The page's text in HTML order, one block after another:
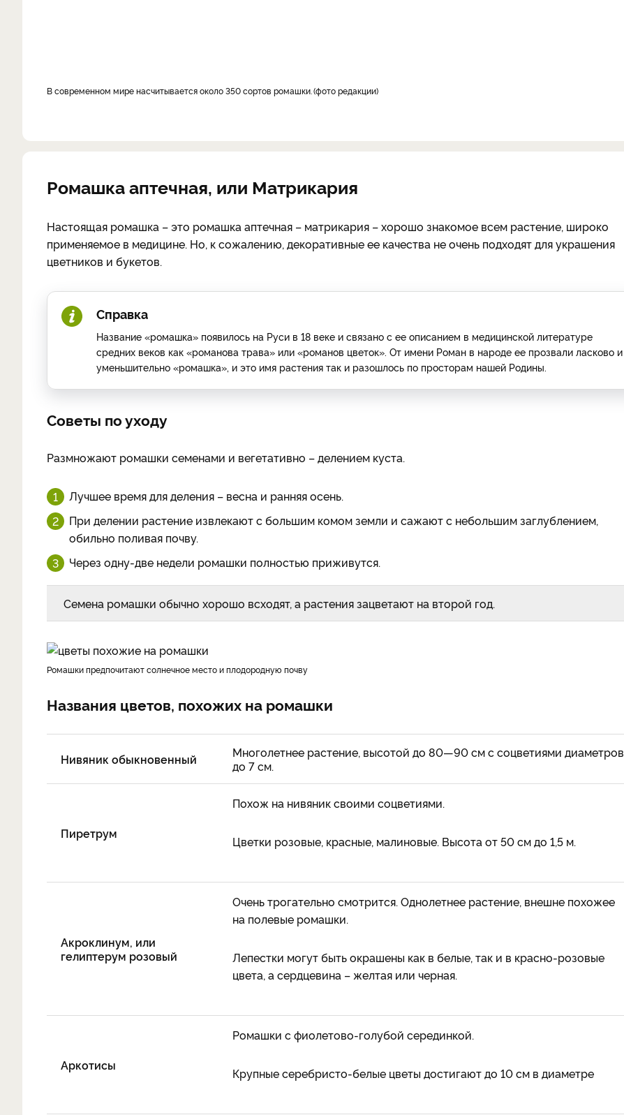
В современном мире насчитывается около 350 сортов ромашки. фото редакции
Ромашка аптечная, или Матрикария
Настоящая ромашка – это ромашка аптечная – матрикария – хорошо знакомое всем растение, широко
применяемое в медицине. Но, к сожалению, декоративные ее качества не очень подходят для украшения
цветников и букетов.
Справка
Название «ромашка» появилось на Руси в 18 веке и связано с ее описанием в медицинской литературе
средних веков как «романова трава» или «романов цветок». От имени Роман в народе ее прозвали ласково и
уменьшительно «ромашка», и это имя растения так и разошлось по просторам нашей Родины.
Советы по уходу
Размножают ромашки семенами и вегетативно – делением куста.
Лучшее время для деления – весна и ранняя осень.
При делении растение извлекают с большим комом земли и сажают с небольшим заглублением,
обильно поливая почву.
Через одну-две недели ромашки полностью приживутся.
Семена ромашки обычно хорошо всходят, а растения зацветают на второй год.
Ромашки предпочитают солнечное место и плодородную почву
Названия цветов, похожих на ромашки
Нивяник обыкновенный
Многолетнее растение, высотой до 80—90 см с соцветиями диаметров
до 7 см.
Пиретрум
Похож на нивяник своими соцветиями.
Цветки розовые, красные, малиновые. Высота от 50 см до 1,5 м.
Акроклинум, или
гелиптерум розовый
Очень трогательно смотрится. Однолетнее растение, внешне похожее
на полевые ромашки.
Лепестки могут быть окрашены как в белые, так и в красно-розовые
цвета, а сердцевина – желтая или черная.
Аркотисы
Ромашки с фиолетово-голубой серединкой.
Крупные серебристо-белые цветы достигают до 10 см в диаметре